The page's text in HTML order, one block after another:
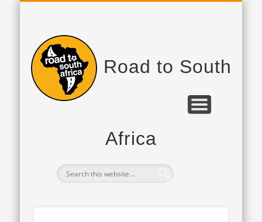
Road to South
Africa